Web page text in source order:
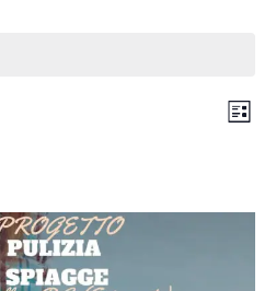
Viste
Viste
LISTA